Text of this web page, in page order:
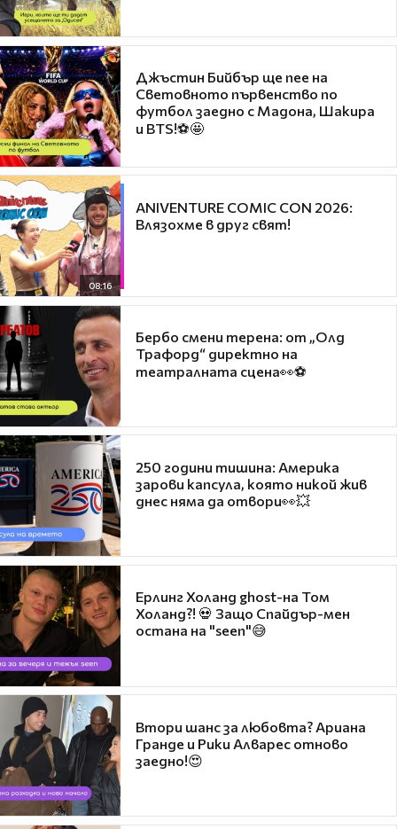
Джъстин Бийбър ще пее на
Световното първенство по
футбол заедно с Мадона, Шакира
и BTS!⚽🤩
08:16
ANIVENTURE COMIC CON 2026:
Влязохме в друг свят!
Бербо смени терена: от „Олд
Трафорд“ директно на
театралната сцена👀⚽
250 години тишина: Америка
зарови капсула, която никой жив
днес няма да отвори👀💥
Ерлинг Холанд ghost-на Том
Холанд?! 💀 Защо Спайдър-мен
остана на "seen"😅
Втори шанс за любовта? Ариана
Гранде и Рики Алварес отново
заедно!😍